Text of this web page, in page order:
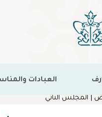
العبادات
| المجلس الثاني